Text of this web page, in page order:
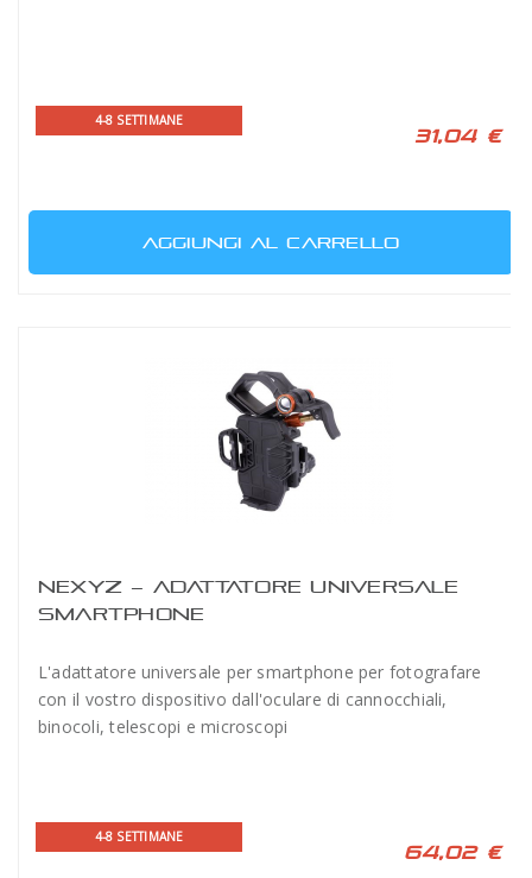
4-8 SETTIMANE
31,04 €
AGGIUNGI AL CARRELLO
NEXYZ – ADATTATORE UNIVERSALE
SMARTPHONE
L'adattatore universale per smartphone per fotografare
con il vostro dispositivo dall'oculare di cannocchiali,
binocoli, telescopi e microscopi
4-8 SETTIMANE
64,02 €